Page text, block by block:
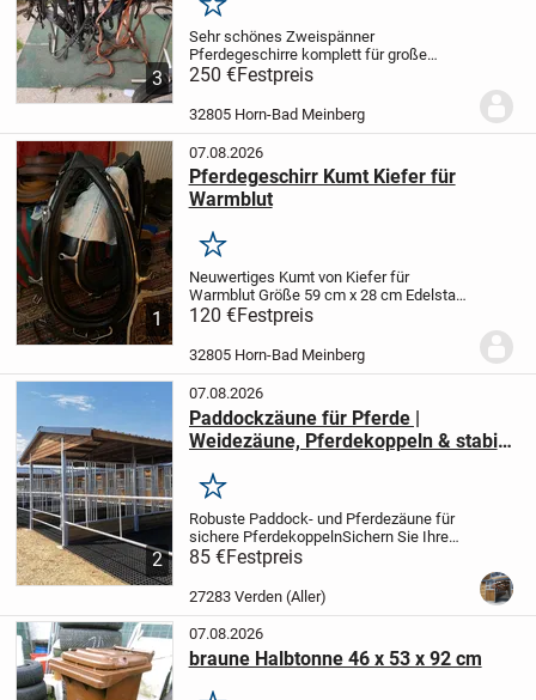
3
Merken
Sehr schönes Zweispänner
Pferdegeschirre komplett für große
Pferde aus schwarzem Leder
vollausstattung mit kopfstücken Leine
stränge
250 €Festpreis
32805 Horn-Bad Meinberg
1
07.08.2026
Pferdegeschirr Kumt Kiefer für
Warmblut
Merken
Neuwertiges Kumt von Kiefer für
Warmblut Größe 59 cm x 28 cm Edelstahl
rahmen. Es handelt sich um ein
englisches prunkkumte in top Zustand ein
zweites etwas kleiner ist auch vorhanden
120 €Festpreis
32805 Horn-Bad Meinberg
2
07.08.2026
Paddockzäune für Pferde |
Weidezäune, Pferdekoppeln & stabile
Merken
Robuste Paddock- und Pferdezäune für
sichere PferdekoppelnSichern Sie Ihre
Pferde mit hochwertigen Paddockzäunen
und Weidezäunen für Pferde - stabil,
langlebig und einfach zu
montieren.Unsere...
85 €Festpreis
27283 Verden (Aller)
07.08.2026
braune Halbtonne 46 x 53 x 92 cm